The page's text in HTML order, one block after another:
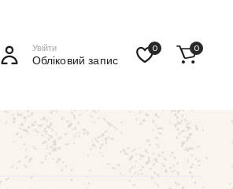
Увійти
Обліковий запис
0 0